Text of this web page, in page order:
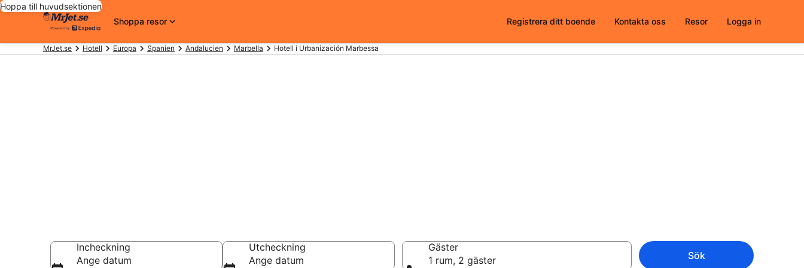
Hoppa till huvudsektionen
Shoppa resor
Registrera ditt boende Kontakta oss Resor Logga in
MrJet.se Hotell Europa Spanien Andalucien Marbella Hotell i Urbanización Marbessa
Incheckning
Ange datum
Utcheckning
Ange datum
Gäster
1 rum, 2 gäster
Sök